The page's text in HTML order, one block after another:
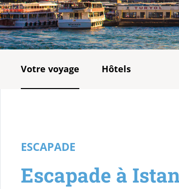
Votre voyage Hôtels
ESCAPADE
Escapade à